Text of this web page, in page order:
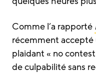
Comme l’a rapporté
récemment accepté
plaidant « no
de culpabilité sans